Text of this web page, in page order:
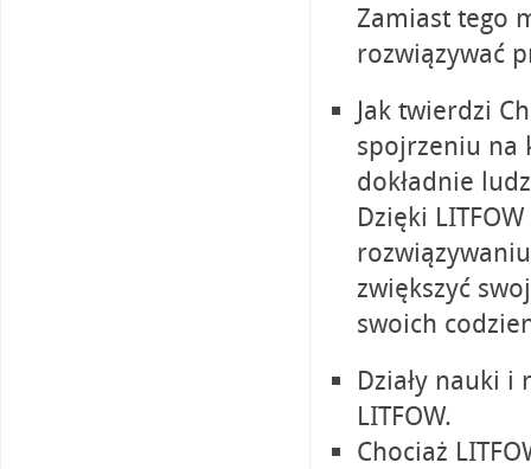
Zamiast tego
rozwiązywać
Jak twierdzi
spojrzeniu na
dokładnie
Dzięki
zwiększyć
swoich
Działy nauki i
LITFOW.
Chociaż